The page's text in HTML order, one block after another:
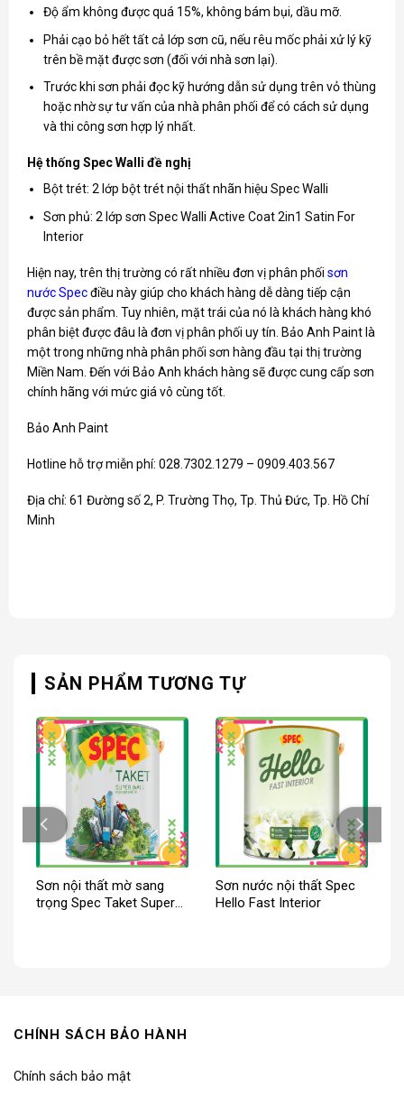
Độ ẩm không được quá 15%, không bám bụi, dầu mỡ.
Phải cạo bỏ hết tất cả lớp sơn cũ, nếu rêu mốc phải xử lý kỹ
trên bề mặt được sơn (đối với nhà sơn lại).
Trước khi sơn phải đọc kỹ hướng dẫn sử dụng trên vỏ thùng
hoặc nhờ sự tư vấn của nhà phân phối để có cách sử dụng
và thi công sơn hợp lý nhất.
Hệ thống Spec Walli đề nghị
Bột trét: 2 lớp bột trét nội thất nhãn hiệu Spec Walli
Sơn phủ: 2 lớp sơn Spec Walli Active Coat 2in1 Satin For
Interior
Hiện nay, trên thị trường có rất nhiều đơn vị phân phối sơn
nướcSpecđiều này giúp cho khách hàng dễ dàng tiếp cận
được sản phẩm. Tuy nhiên, mặt trái của nó là khách hàng khó
phân biệt được đâu là đơn vị phân phối uy tín. Bảo Anh Paint là
một trong những nhà phân phối sơn hàng đầu tại thị trường
Miền Nam. Đến với Bảo Anh khách hàng sẽ được cung cấp sơn
chính hãng với mức giá vô cùng tốt.
Bảo Anh Paint
Hotline hỗ trợ miễn phí: 028.7302.1279 – 0909.403.567
Địa chỉ: 61 Đường số 2, P. Trường Thọ, Tp. Thủ Đức, Tp. Hồ Chí
Minh
SẢN PHẨM TƯƠNG TỰ
Sơn nội thất mờ sang
trọng Spec Taket Super
Sơn nước nội thất Spec
Hello Fast Interior
CHÍNH SÁCH BẢO HÀNH
Chính sách bảo mật